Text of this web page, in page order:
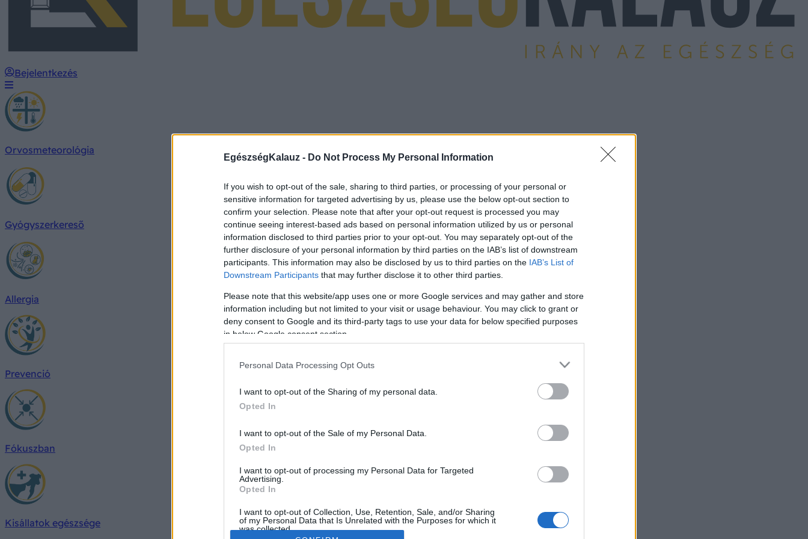
EgészségKalauz - Do Not Process My Personal Information
If you wish to opt-out of the sale, sharing to third parties, or processing of your personal or
sensitive information for targeted advertising by us, please use the below opt-out section to
confirm your selection. Please note that after your opt-out request is processed you may
continue seeing interest-based ads based on personal information utilized by us or personal
information disclosed to third parties prior to your opt-out. You may separately opt-out of the
further disclosure of your personal information by third parties on the IAB’s list of downstream
participants. This information may also be disclosed by us to third parties on the IAB’s List of
Downstream Participants that may further disclose it to other third parties.
Please note that this website/app uses one or more Google services and may gather and store
information including but not limited to your visit or usage behaviour. You may click to grant or
deny consent to Google and its third-party tags to use your data for below specified purposes
in below Google consent section.
Personal Data Processing Opt Outs
I want to opt-out of the Sharing of my personal data.
Opted In
I want to opt-out of the Sale of my Personal Data.
Opted In
I want to opt-out of processing my Personal Data for Targeted
Advertising.
Opted In
I want to opt-out of Collection, Use, Retention, Sale, and/or Sharing
of my Personal Data that Is Unrelated with the Purposes for which it
was collected.
Bejelentkezés
Orvosmeteorológia
Gyógyszerkereső
Allergia
Prevenció
Fókuszban
Kisállatok egészsége